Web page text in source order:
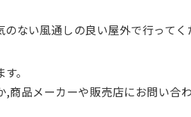
ない風通しの良い屋外で行ってく
。
品メーカーや販売店にお問い合わ